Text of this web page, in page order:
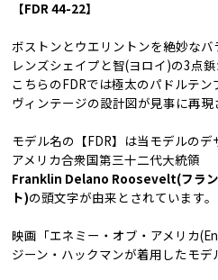
【FDR 44-22】
ボストンとウエリントンを絶妙な
レンズシェイプと智(ヨロイ)の3点
こちらのFDRでは極太のパドルテン
ヴィンテージの設計図が見事に再現
モデル名の【FDR】は当モデルの
アメリカ合衆国第三十二代大統領
Franklin Delano Roosevelt(フラン
ト)の頭文字が由来とされています。
映画「エネミー・オブ・アメリカ
ジーン・ハックマンが着用したモデ